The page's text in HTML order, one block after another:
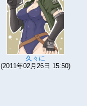
久々に
(2011年02月26日 15:50)